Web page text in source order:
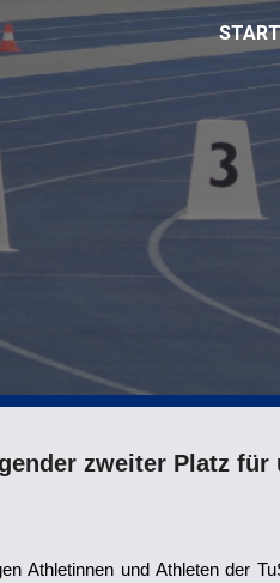
zweiter Platz für
Athletinnen und Athleten der